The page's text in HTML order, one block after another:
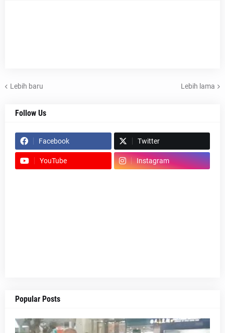
Lebih baru Lebih lama
Follow Us
Facebook Twitter
YouTube Instagram
Popular Posts